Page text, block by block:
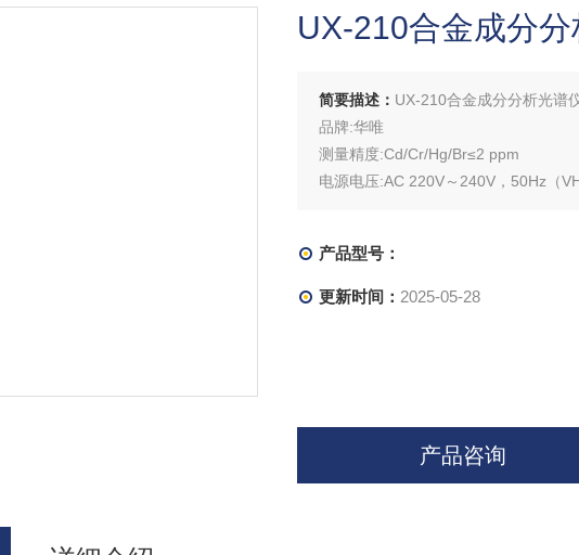
UX-210合金成分
简要描述： UX-210合金成分分析光谱
品牌:华唯
测量精度:Cd/Cr/Hg/Br≤2 ppm
电源电压:AC 220V～240V，50Hz（
产品型号：
更新时间： 2025-05-28
产品咨询